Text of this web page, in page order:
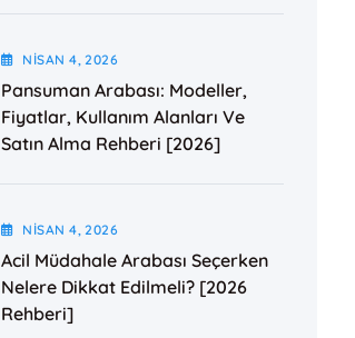
NISAN4, 2026
Pansuman Arabası: Modeller,
Fiyatlar, Kullanım Alanları Ve
Satın Alma Rehberi [2026]
NISAN4, 2026
Acil Müdahale Arabası Seçerken
Nelere Dikkat Edilmeli? [2026
Rehberi]